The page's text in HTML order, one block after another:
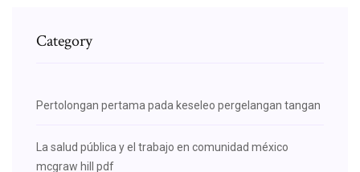
Category
Pertolongan pertama pada keseleo pergelangan tangan
La salud pública y el trabajo en comunidad méxico
mcgraw hill pdf